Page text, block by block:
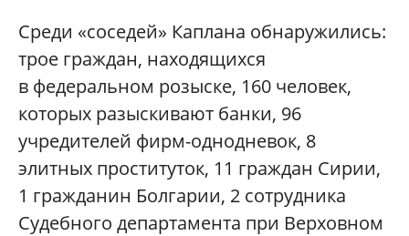
Среди «соседей» Каплана обнаружились:
трое граждан, находящихся
в федеральном розыске, 160 человек,
которых разыскивают банки, 96
учредителей фирм-однодневок, 8
элитных проституток, 11 граждан Сирии,
1 гражданин Болгарии, 2 сотрудника
Судебного департамента при Верховном